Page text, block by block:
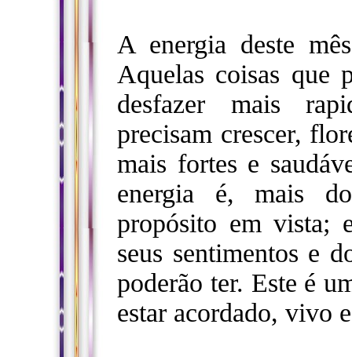
A energia deste
Aquelas coisas que
desfazer mais
precisam crescer,
mais fortes e
energia é, mais
propósito em vista;
seus sentimentos e
poderão ter. Este é
estar acordado, vivo